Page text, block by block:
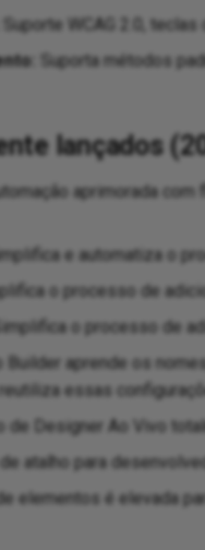
Suporte WCAG 2.0,
Suporta métodos
lançados
aprimorada com
e automatiza o
o processo de
o processo de
Builder aprende os
essas
de Designer Ao Vivo
de atalho para
elementos é elevada